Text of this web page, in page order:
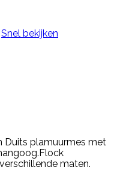
Snel bekijken
Duits plamuurmes met
maten.